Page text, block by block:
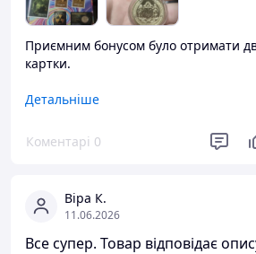
Приємним бонусом було отримати
картки.
Переваги
Недоліки
очікування відповіді. Трубку не
більше комунікації з клієнтом 🙏🏼
Детальніше
Коментарі 0
Віра К.
11.06.2026
Все супер. Товар відповідає